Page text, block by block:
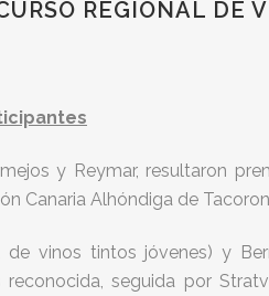
REGIONAL DE
y Reymar, resultaron
Canaria Alhóndiga de
vinos tintos jóvenes) y
seguida por